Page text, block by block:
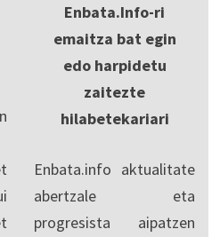
Enbata.Info-ri
emaitza bat egin
edo harpidetu
zaitezte
hilabetekariari
Enbata.info aktualitate
abertzale eta
progresista aipatzen